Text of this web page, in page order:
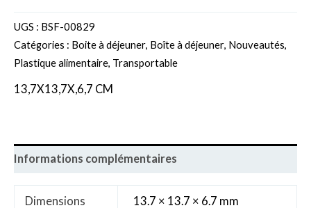
UGS : BSF-00829
Catégories : Boite à déjeuner, Boîte à déjeuner, Nouveautés,
Plastique alimentaire, Transportable
13,7X13,7X,6,7 CM
Informations complémentaires
Dimensions 13.7 × 13.7 × 6.7 mm